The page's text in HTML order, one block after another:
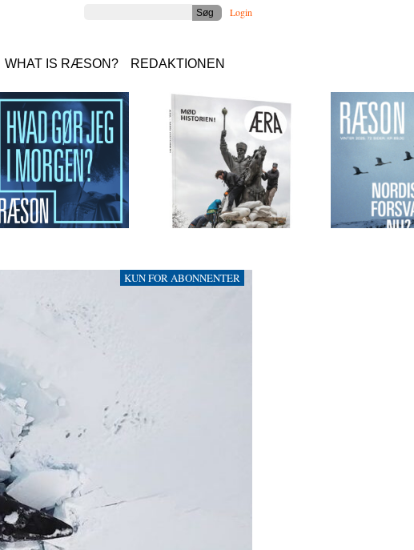
Login
WHAT IS RÆSON? REDAKTIONEN
KUN FOR ABONNENTER